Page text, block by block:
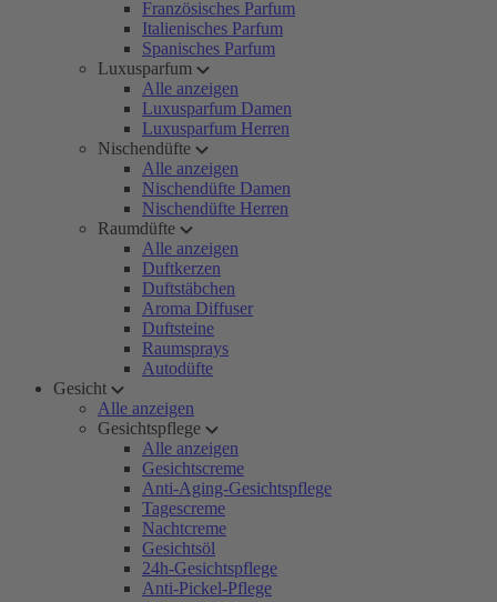
Französisches Parfum
Italienisches Parfum
Spanisches Parfum
Luxusparfum
Alle anzeigen
Luxusparfum Damen
Luxusparfum Herren
Nischendüfte
Alle anzeigen
Nischendüfte Damen
Nischendüfte Herren
Raumdüfte
Alle anzeigen
Duftkerzen
Duftstäbchen
Aroma Diffuser
Duftsteine
Raumsprays
Autodüfte
Gesicht
Alle anzeigen
Gesichtspflege
Alle anzeigen
Gesichtscreme
Anti-Aging-Gesichtspflege
Tagescreme
Nachtcreme
Gesichtsöl
24h-Gesichtspflege
Anti-Pickel-Pflege